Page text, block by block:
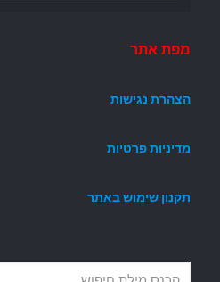
מפת אתר
הצהרת נגישות
מדיניות פרטיות
תקנון שימוש באתר